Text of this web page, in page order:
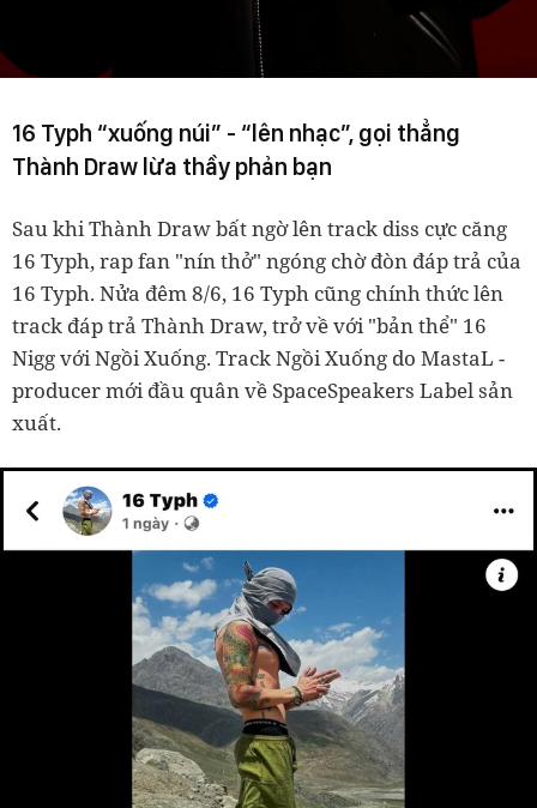
16 Typh “xuống núi” - “lên nhạc”, gọi thẳng
Thành Draw lừa thầy phản bạn
Sau khi Thành Draw bất ngờ lên track diss cực căng
16 Typh, rap fan "nín thở" ngóng chờ đòn đáp trả của
16 Typh. Nửa đêm 8/6, 16 Typh cũng chính thức lên
track đáp trả Thành Draw, trở về với "bản thể" 16
Nigg với Ngồi Xuống. Track Ngồi Xuống do MastaL -
producer mới đầu quân về SpaceSpeakers Label sản
xuất.